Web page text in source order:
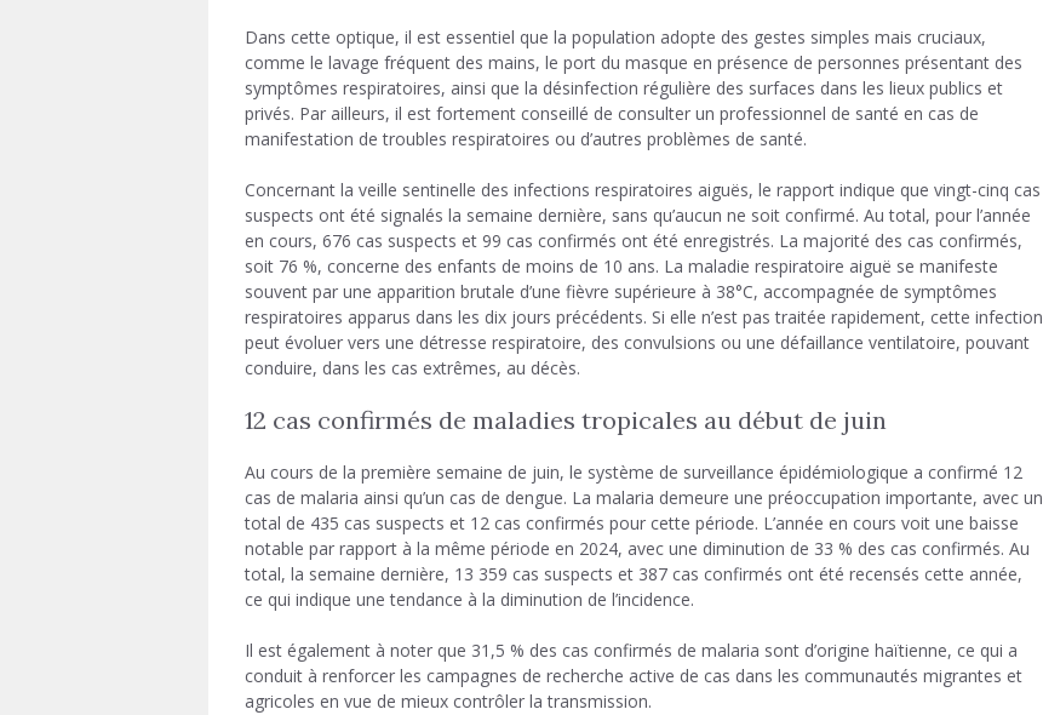
Dans cette optique, il est essentiel que la population adopte des gestes simples mais cruciaux,
comme le lavage fréquent des mains, le port du masque en présence de personnes présentant des
symptômes respiratoires, ainsi que la désinfection régulière des surfaces dans les lieux publics et
privés. Par ailleurs, il est fortement conseillé de consulter un professionnel de santé en cas de
manifestation de troubles respiratoires ou d’autres problèmes de santé.
Concernant la veille sentinelle des infections respiratoires aiguës, le rapport indique que vingt-cinq cas
suspects ont été signalés la semaine dernière, sans qu’aucun ne soit confirmé. Au total, pour l’année
en cours, 676 cas suspects et 99 cas confirmés ont été enregistrés. La majorité des cas confirmés,
soit 76 %, concerne des enfants de moins de 10 ans. La maladie respiratoire aiguë se manifeste
souvent par une apparition brutale d’une fièvre supérieure à 38°C, accompagnée de symptômes
respiratoires apparus dans les dix jours précédents. Si elle n’est pas traitée rapidement, cette infection
peut évoluer vers une détresse respiratoire, des convulsions ou une défaillance ventilatoire, pouvant
conduire, dans les cas extrêmes, au décès.
12 cas confirmés de maladies tropicales au début de juin
Au cours de la première semaine de juin, le système de surveillance épidémiologique a confirmé 12
cas de malaria ainsi qu’un cas de dengue. La malaria demeure une préoccupation importante, avec un
total de 435 cas suspects et 12 cas confirmés pour cette période. L’année en cours voit une baisse
notable par rapport à la même période en 2024, avec une diminution de 33 % des cas confirmés. Au
total, la semaine dernière, 13 359 cas suspects et 387 cas confirmés ont été recensés cette année,
ce qui indique une tendance à la diminution de l’incidence.
Il est également à noter que 31,5 % des cas confirmés de malaria sont d’origine haïtienne, ce qui a
conduit à renforcer les campagnes de recherche active de cas dans les communautés migrantes et
agricoles en vue de mieux contrôler la transmission.